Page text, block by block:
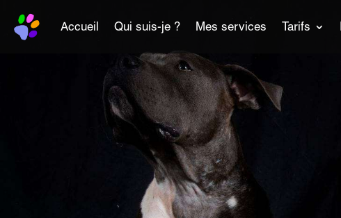
Accueil Qui suis-je ? Mes services Tarifs